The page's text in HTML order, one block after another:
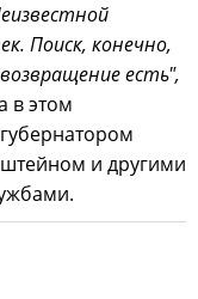
Поиск, конечно,
есть",
в этом
и другими